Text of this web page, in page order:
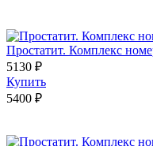
Простатит. Комплекс
5130 ₽
Купить
5400 ₽